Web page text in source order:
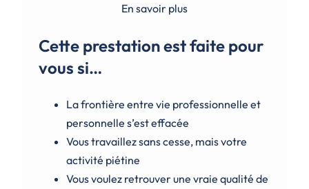
En savoir plus
Cette prestation est faite pour
vous si…
La frontière entre vie professionnelle et
personnelle s’est effacée
Vous travaillez sans cesse, mais votre
activité piétine
Vous voulez retrouver une vraie qualité de